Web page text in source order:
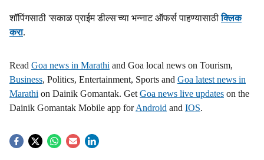
शॉपिंगसाठी 'सकाळ प्राईम डील्स'च्या भन्नाट ऑफर्स पाहण्यासाठीक्लिक
करा.
Read Goa news in Marathi and Goa local news on Tourism,
Business, Politics, Entertainment, Sports and Goa latest news in
Marathi on Dainik Gomantak. Get Goa news live updates on the
Dainik Gomantak Mobile app forAndroid and IOS.